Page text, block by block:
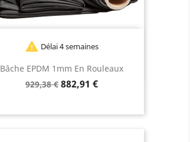
Bâche EPDM 1mm En Rouleaux
Prix
929,38 €Prix
882,91 €
 Délai 4 semaines